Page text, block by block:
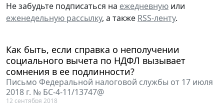
Не забудьте подписаться на ежедневную или
еженедельную рассылку, а также RSS-ленту.
Как быть, если справка о неполучении
социального вычета по НДФЛ вызывает
сомнения в ее подлинности?
Письмо Федеральной налоговой службы от 17 июля
2018 г. № БС-4-11/13747@
12 сентября 2018